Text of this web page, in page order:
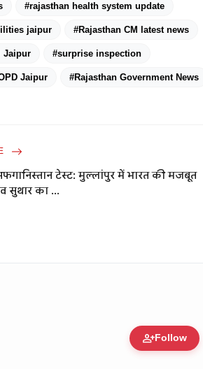
#rajasthan health system update
jaipur #Rajasthan CM latest news
Jaipur #surprise inspection
Jaipur #Rajasthan Government News
टेस्ट: मुल्लांपुर में भारत की मजबूत
सुथार का ...
person_addFollow